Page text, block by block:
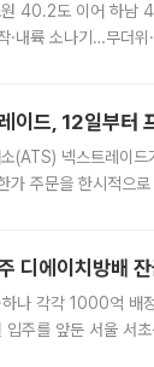
원 40.2도 이어 하남
·내륙 소나기…무더
이드, 12일부터
(ATS) 넥스트레이
가 주문을 한시적으
디에이치방배
하나 각각 1000억 배
입주를 앞둔 서울 서